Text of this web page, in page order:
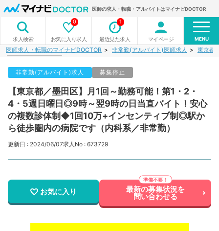
医師の求人・転職・アルバイトはマイナビDOCTOR
求人検索 お気に入り求人
0
最近見た求人
1
マイページ MENU
医師求人・転職のマイナビDOCTOR 非常勤(アルバイト)医師求人 東京都
非常勤(アルバイト)求人 募集停止
【東京都／墨田区】月1回～勤務可能！第1・2・
4・5週日曜日◎9時～翌9時の日当直バイト！安心
の複数診体制◆1回10万+インセンティブ制◎駅か
ら徒歩圏内の病院です（内科系／非常勤）
更新日 : 2024/06/07求人No : 673729
お気に入り 最新の募集状況を
問い合わせる